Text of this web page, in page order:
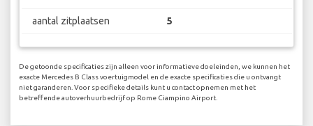
aantal zitplaatsen 5
De getoonde specificaties zijn alleen voor informatieve doeleinden, we kunnen het
exacte Mercedes B Class voertuigmodel en de exacte specificaties die u ontvangt
niet garanderen. Voor specifieke details kunt u contact opnemen met het
betreffende autoverhuurbedrijf op Rome Ciampino Airport.